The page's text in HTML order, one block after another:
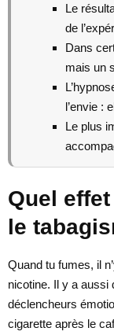
Le
de
Dans
mais un
l’envie :
Le plus
Quel
le
Quand tu fumes, il
nicotine. Il y a aussi
déclencheurs
cigarette après le